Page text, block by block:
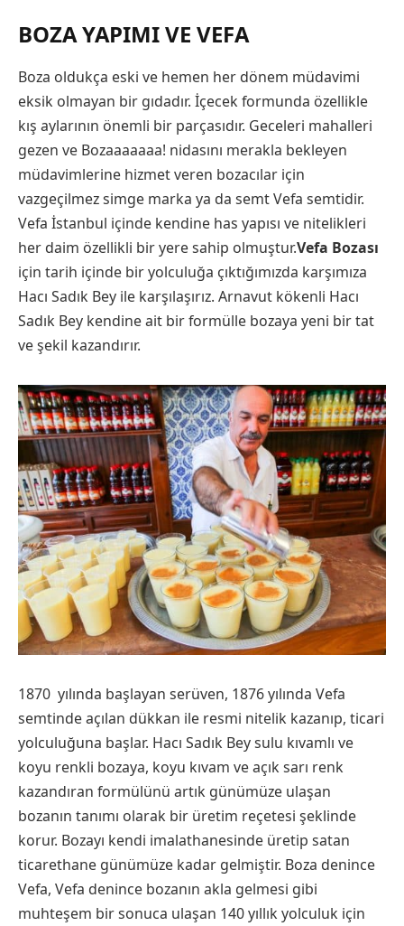
BOZA YAPIMI VE VEFA
Boza oldukça eski ve hemen her dönem müdavimi
eksik olmayan bir gıdadır. İçecek formunda özellikle
kış aylarının önemli bir parçasıdır. Geceleri mahalleri
gezen ve Bozaaaaaaa! nidasını merakla bekleyen
müdavimlerine hizmet veren bozacılar için
vazgeçilmez simge marka ya da semt Vefa semtidir.
Vefa İstanbul içinde kendine has yapısı ve nitelikleri
her daim özellikli bir yere sahip olmuştur.Vefa Bozası
için tarih içinde bir yolculuğa çıktığımızda karşımıza
Hacı Sadık Bey ile karşılaşırız. Arnavut kökenli Hacı
Sadık Bey kendine ait bir formülle bozaya yeni bir tat
ve şekil kazandırır.
1870 yılında başlayan serüven, 1876 yılında Vefa
semtinde açılan dükkan ile resmi nitelik kazanıp, ticari
yolculuğuna başlar. Hacı Sadık Bey sulu kıvamlı ve
koyu renkli bozaya, koyu kıvam ve açık sarı renk
kazandıran formülünü artık günümüze ulaşan
bozanın tanımı olarak bir üretim reçetesi şeklinde
korur. Bozayı kendi imalathanesinde üretip satan
ticarethane günümüze kadar gelmiştir. Boza denince
Vefa, Vefa denince bozanın akla gelmesi gibi
muhteşem bir sonuca ulaşan 140 yıllık yolculuk için